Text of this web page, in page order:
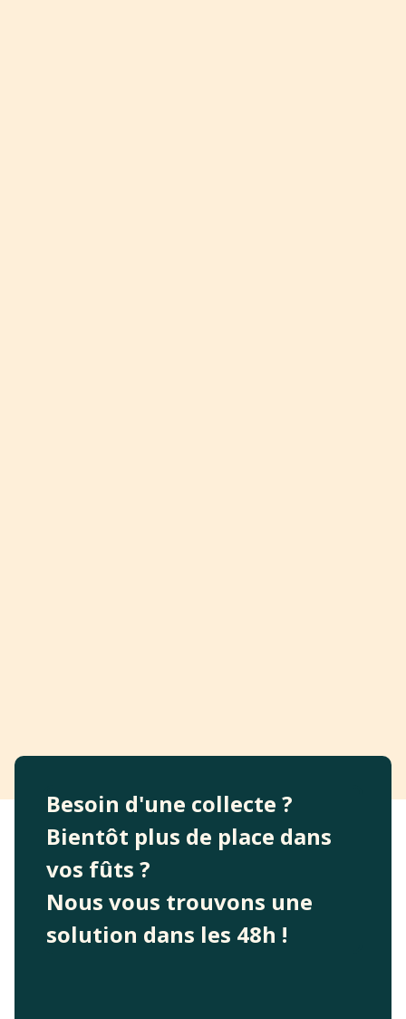
Besoin d'une collecte ?
Bientôt plus de place dans
vos fûts ?
Nous vous trouvons une
solution dans les 48h !